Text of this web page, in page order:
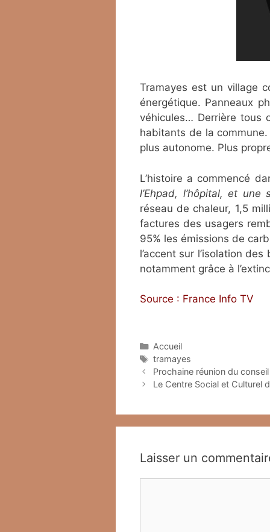
Tramayes est un village
énergétique. Panneaux
véhicules… Derrière tous
habitants de la
plus autonome. Plus
L’histoire a commencé
l’Ehpad, l’hôpital, et
réseau de chaleur, 1,5
factures des usagers
95% les émissions de
l’accent sur l’isolation
notamment grâce à
Source : France Info TV
Catégories
Accueil
Étiquettes
tramayes
Prochaine réunion du
Le Centre Social et Culturel
Laisser un